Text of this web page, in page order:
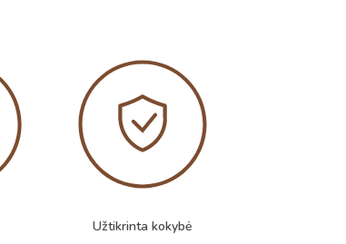
Užtikrinta kokybė